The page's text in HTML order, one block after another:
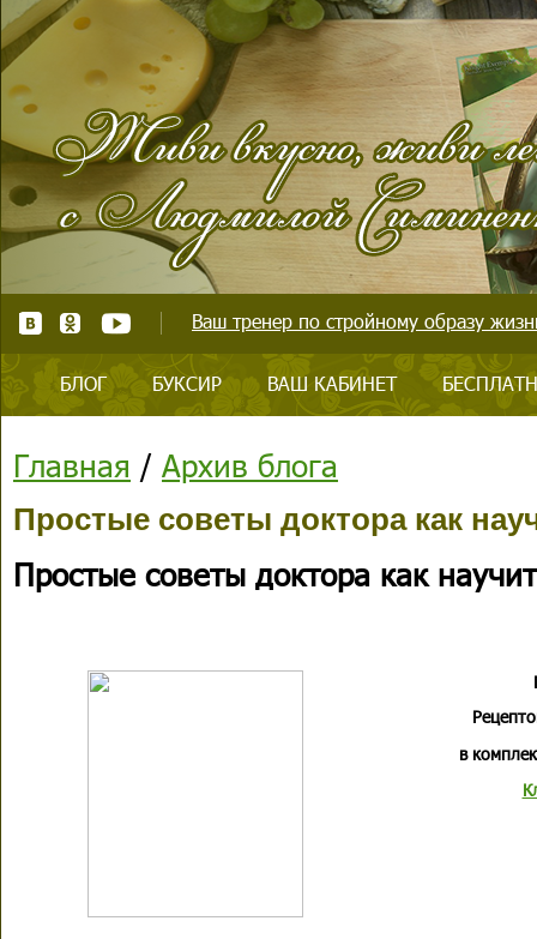
Ваш тренер по стройному образу
БЛОГ БУКСИР ВАШ КАБИНЕТ
Главная / Архив блога
Простые советы доктора как
Простые советы доктора как
в